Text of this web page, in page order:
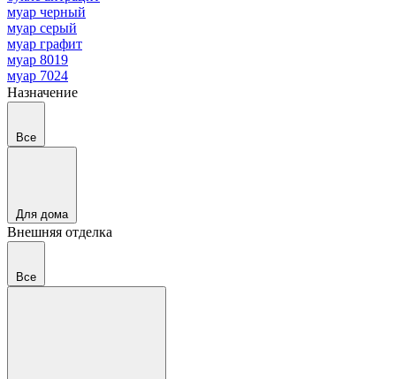
муар черный
муар серый
муар графит
муар 8019
муар 7024
Назначение
Все
Для дома
Внешняя отделка
Все